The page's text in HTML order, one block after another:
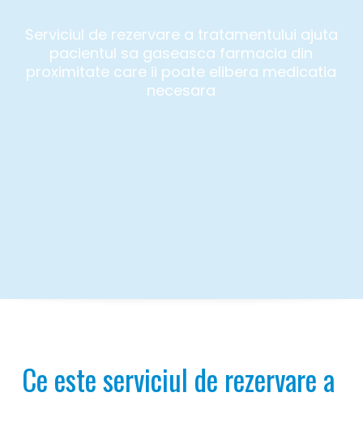
Serviciul de rezervare a tratamentului ajuta
pacientul sa gaseasca farmacia din
proximitate care ii poate elibera medicatia
necesara
Ce este serviciul de rezervare a